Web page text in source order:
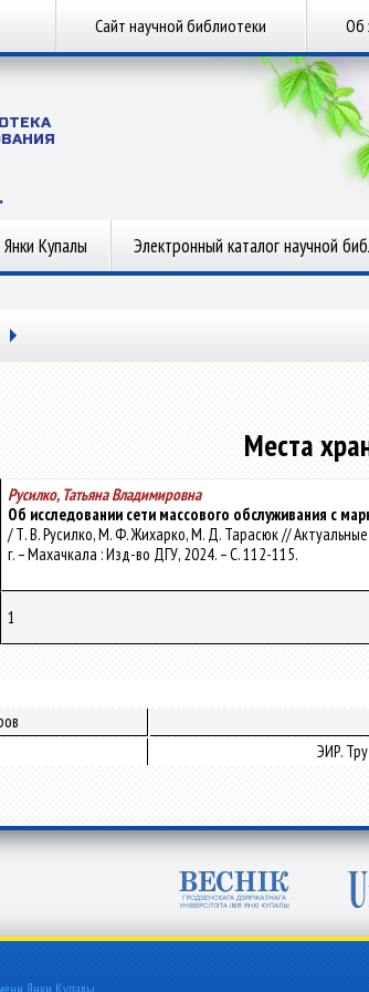
Сайт научной библиотеки Об
Купалы Электронный каталог научной
Места
Русилко, Татьяна Владимировна
Об исследовании сети массового обслуживания с
/ Т. В. Русилко, М. Ф. Жихарко, М. Д. Тарасюк //
г. – Махачкала : Изд-во ДГУ, 2024. – С. 112-115.
1
ЭИР.